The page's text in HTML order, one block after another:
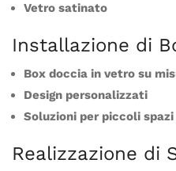
Vetro satinato
Installazione di
Box doccia in vetro su
Design personalizzati
Soluzioni per piccoli spazi
Realizzazione di